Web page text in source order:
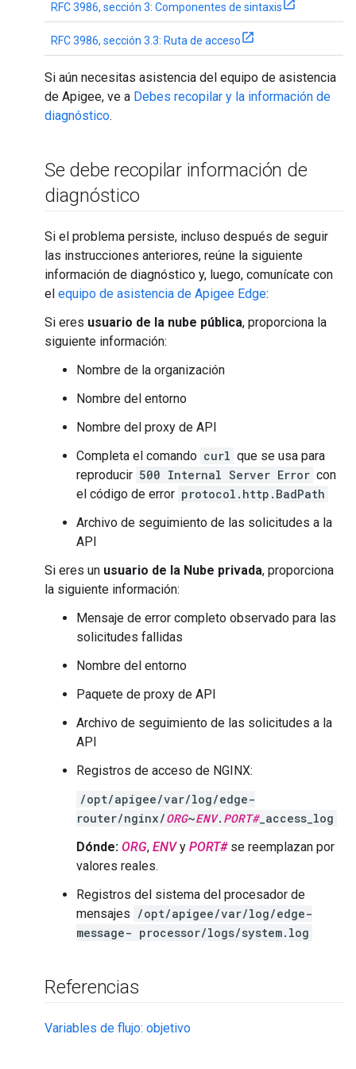
RFC 3986, sección 3: Componentes de sintaxis
RFC 3986, sección 3.3: Ruta de acceso
Si aún necesitas asistencia del equipo de asistencia
de Apigee, ve a Debes recopilar y la información de
diagnóstico.
Se debe recopilar información de
diagnóstico
Si el problema persiste, incluso después de seguir
las instrucciones anteriores, reúne la siguiente
información de diagnóstico y, luego, comunícate con
el equipo de asistencia de Apigee Edge:
Si eres usuario de la nube pública, proporciona la
siguiente información:
Nombre de la organización
Nombre del entorno
Nombre del proxy de API
Completa el comando curl que se usa para
reproducir 500 Internal Server Error con
el código de error protocol.http.BadPath
Archivo de seguimiento de las solicitudes a la
API
Si eres un usuario de la Nube privada, proporciona
la siguiente información:
Mensaje de error completo observado para las
solicitudes fallidas
Nombre del entorno
Paquete de proxy de API
Archivo de seguimiento de las solicitudes a la
API
Registros de acceso de NGINX:
/opt/apigee/var/log/edge-
router/nginx/ORG~ENV. PORT#_access_log
Dónde: ORG, ENVy PORT#se reemplazan por
valores reales.
Registros del sistema del procesador de
mensajes /opt/apigee/var/log/edge-
message- processor/logs/system.log
Referencias
Variables de flujo: objetivo